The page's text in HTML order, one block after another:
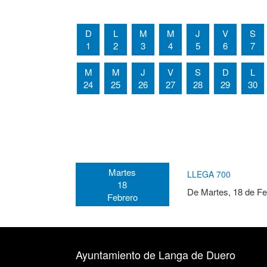
D
1
L
2
M
3
M
4
J
5
V
6
S
7
M
24
M
25
J
26
V
27
S
28
D
29
L
30
Martes
18
Febrero
LLEGA 700
De Martes, 18 de
Ayuntamiento de Langa de Duero